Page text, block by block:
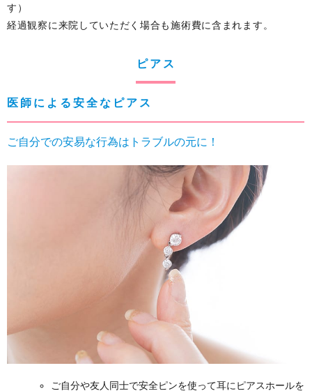
す）
経過観察に来院していただく場合も施術費に含まれます。
ピアス
医師による安全なピアス
ご自分での安易な行為はトラブルの元に！
ご自分や友人同士で安全ピンを使って耳にピアスホールを